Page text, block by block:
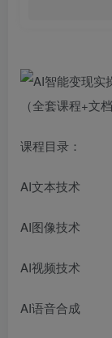
课程目录：
AI文本技术
AI图像技术
AI视频技术
AI语音合成